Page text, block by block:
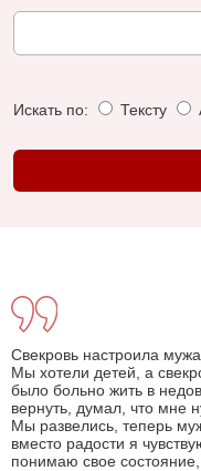
Искать по: Тексту
Свекровь настроила
Мы хотели детей, а
было больно жить в
вернуть, думал, что мне
Мы развелись, теперь
вместо радости я
понимаю свое состояние,